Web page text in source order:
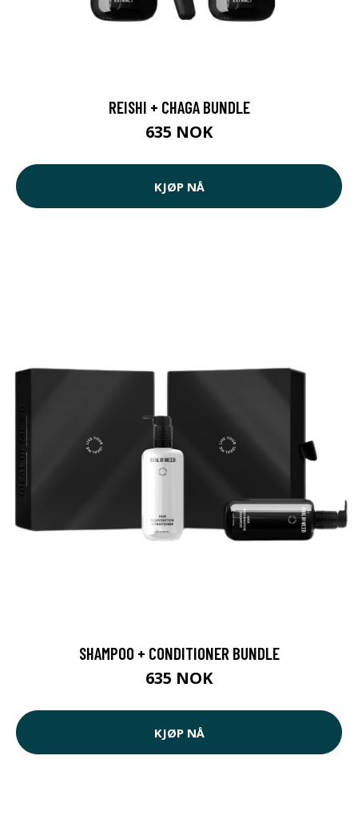
REISHI + CHAGA BUNDLE
635 NOK
KJØP NÅ
SHAMPOO + CONDITIONER BUNDLE
635 NOK
KJØP NÅ